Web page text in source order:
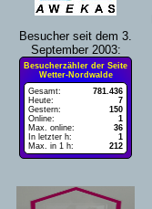
Besucher seit dem 3.
September 2003:
Besucherzähler der Seite
Wetter-Nordwalde
Gesamt:
781.436
Heute:
7
Gestern:
150
Online:
1
Max. online:
36
In letzter h:
1
Max. in 1 h:
212